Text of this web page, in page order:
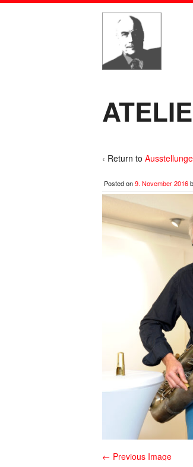
‹ Return to
Posted on9. November 2016
← Previous Image